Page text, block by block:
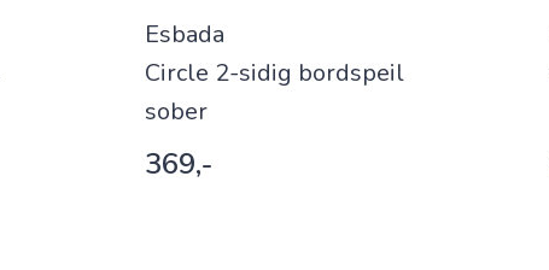
Esbada
Circle 2-sidig bordspeil
sober
369,-